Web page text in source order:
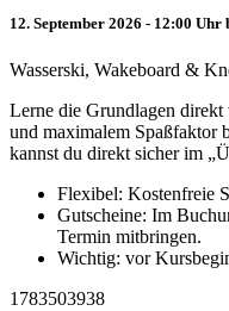
12. September 2026 - 12:00 Uhr
Wasserski, Wakeboard &
Lerne die Grundlagen
und maximalem Spaßfaktor
kannst du direkt sicher im
Flexibel: Kostenfreie
Gutscheine: Im
Termin mitbringen.
Wichtig: vor
1783503938